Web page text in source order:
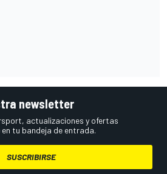
newsletter
actualizaciones y ofertas
tu bandeja de entrada.
SUSCRIBIRSE